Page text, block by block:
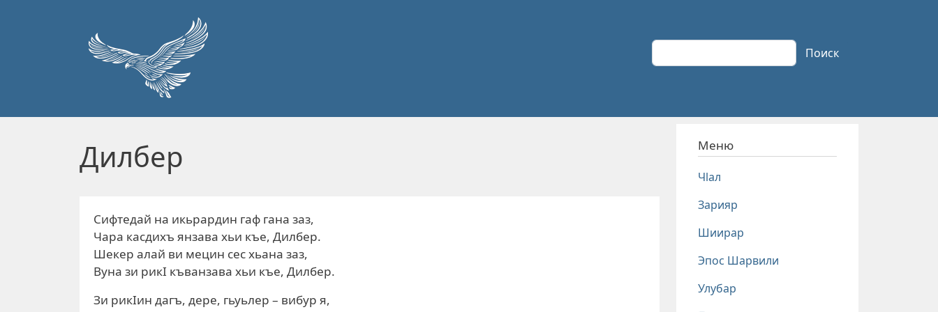
Поиск Поиск
Дилбер
Сифтедай на икьрардин гаф гана заз,
Чара касдихъ янзава хьи къе, Дилбер.
Шекер алай ви мецин сес хьана заз,
Вуна зи рикI къванзава хьи къе, Дилбер.
Зи рикIин дагъ, дере, гьуьлер – вибур я,
Меню
Чlал
Зарияр
Шиирар
Эпос Шарвили
Улубар